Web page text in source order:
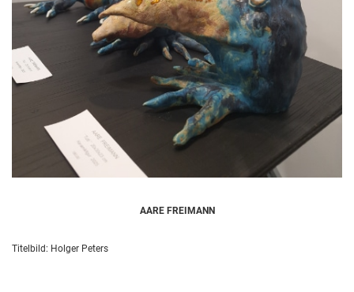
AARE FREIMANN
Titelbild: Holger Peters